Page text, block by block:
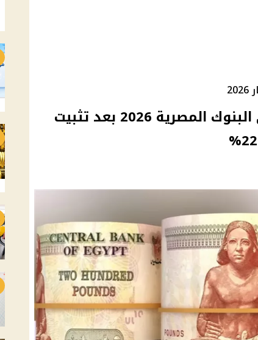
أعلى شهادات الادخار في البنوك المصرية 2026 بعد تثبيت